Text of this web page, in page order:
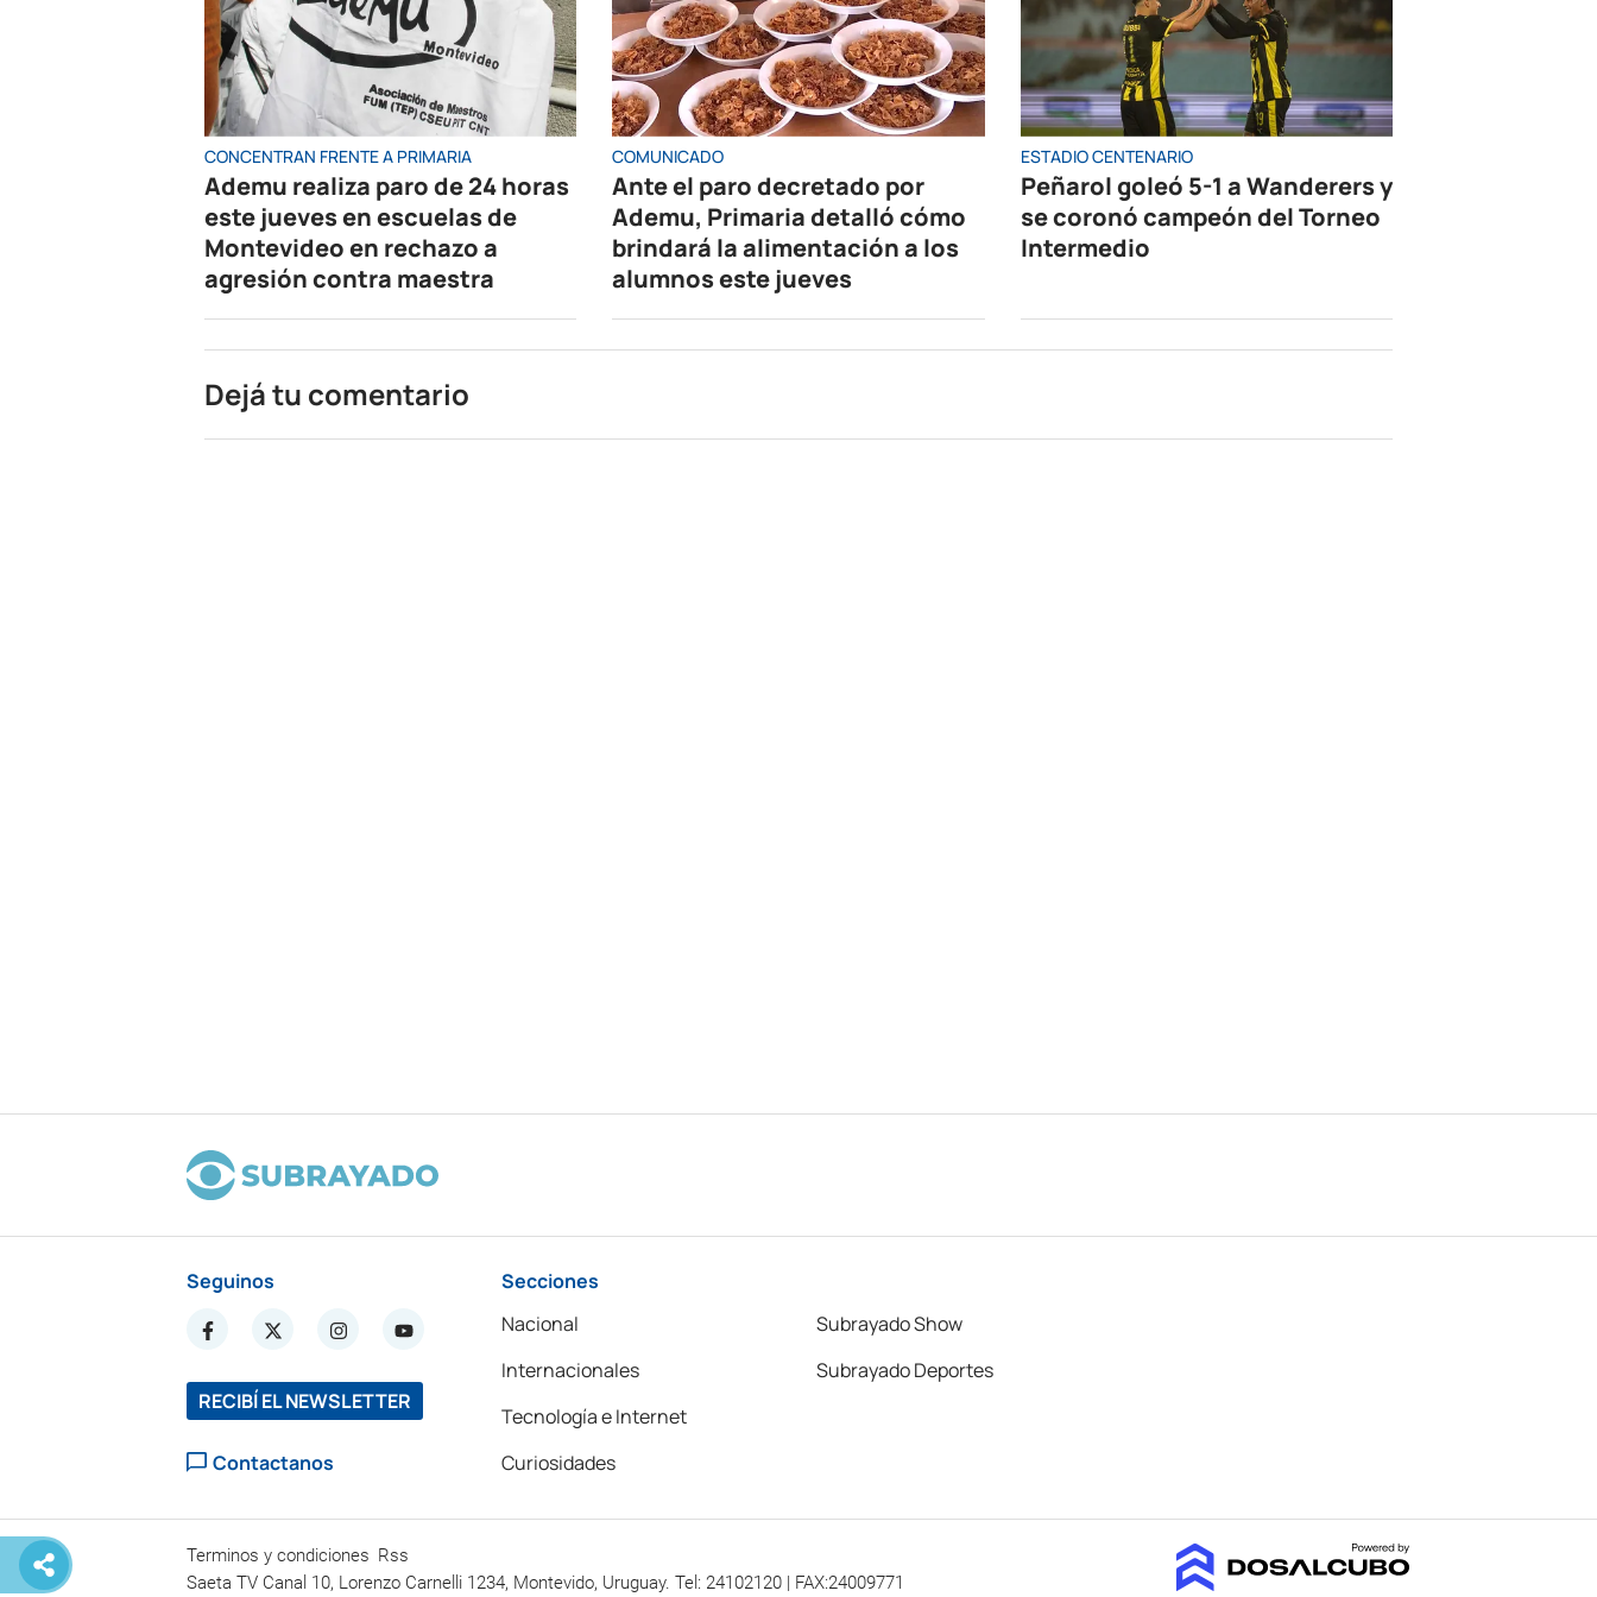
CONCENTRAN FRENTE A PRIMARIA
Ademu realiza paro de 24 horas
este jueves en escuelas de
Montevideo en rechazo a
agresión contra maestra
COMUNICADO
Ante el paro decretado por
Ademu, Primaria detalló cómo
brindará la alimentación a los
alumnos este jueves
ESTADIO CENTENARIO
Peñarol goleó 5-1 a Wanderers y
se coronó campeón del Torneo
Intermedio
Dejá tu comentario
Seguinos
RECIBÍ EL NEWSLETTER
Contactanos
Secciones
Nacional
Internacionales
Tecnología e Internet
Curiosidades
Subrayado Show
Subrayado Deportes
Terminos y condiciones Rss
Saeta TV Canal 10, Lorenzo Carnelli 1234, Montevido, Uruguay. Tel: 24102120 | FAX:24009771